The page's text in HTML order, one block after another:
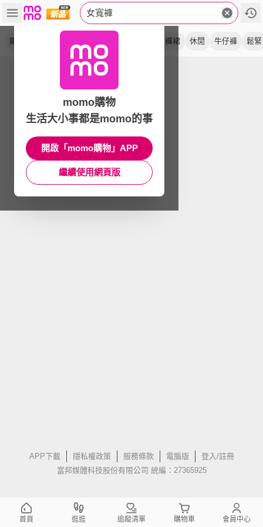
女寬褲
顯瘦 褲裙 休閒 牛仔褲 鬆緊
APP下載 隱私權政策 服務條款 電腦版
登入/註冊
富邦媒體科技股份有限公司 統編：27365925
momo購物
生活大小事都是momo的事
開啟「momo購物」APP
繼續使用網頁版
首頁 逛逛 追蹤清單 購物車 會員中心